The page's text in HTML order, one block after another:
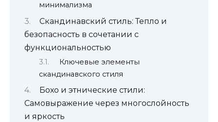
минимализма
Скандинавский стиль: Тепло и
безопасность в сочетании с
функциональностью
Ключевые элементы
скандинавского стиля
Бохо и этнические стили:
Самовыражение через многослойность
и яркость